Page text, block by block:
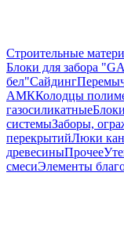
Строительные
Блоки для забора
бел"Сайдинг
АМККолодцы
газосиликатные
системыЗаборы,
перекрытийЛюки
древесиныПрочее
смесиЭлементы